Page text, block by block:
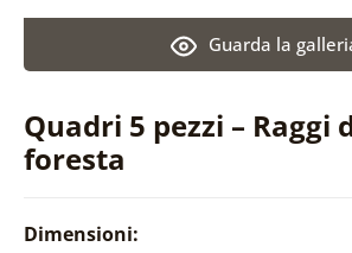
Quadri 5 pezzi – Raggi
foresta
Guarda la
Dimensioni: